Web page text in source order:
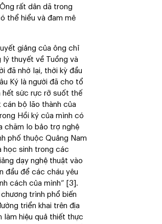
rất dân dã trong
thể hiểu và đam mê
giảng của ông chỉ
lý thuyết về Tuồng và
đã nhớ lại, thời kỳ đầu
Ký là người đã cho tổ
hết sức rực rỡ suốt thế
bộ lão thành của
Hồi ký của mình có
chăm lo bảo trợ nghệ
phố thuộc Quảng Nam
học sinh trong các
dạy nghệ thuật vào
đầu để các cháu yêu
cách của mình”
[3] .
trình phổ biến
triển khai trên địa
làm hiệu quả thiết thực